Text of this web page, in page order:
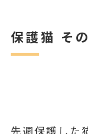
保護猫 そ
先週保護した